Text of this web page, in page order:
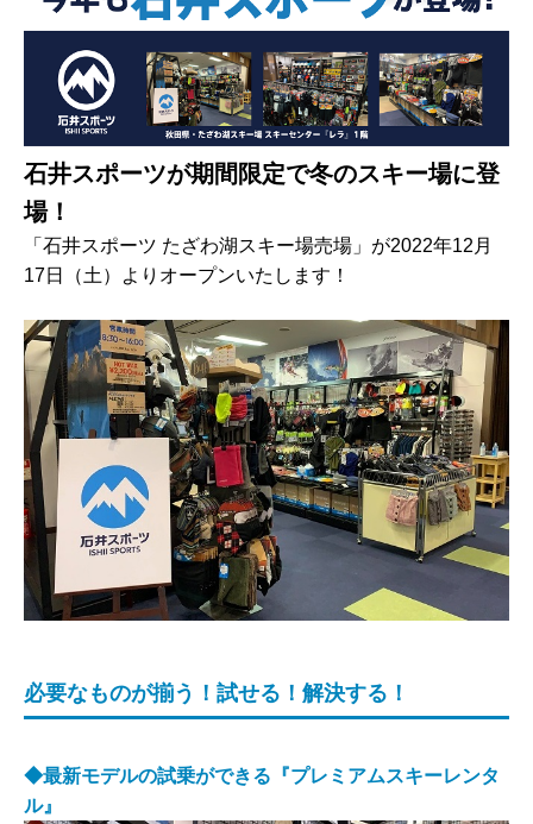
石井スポーツが期間限定で冬のスキー場に登
場！
「石井スポーツ たざわ湖スキー場売場」が2022年12月
17日（土）よりオープンいたします！
必要なものが揃う！試せる！解決する！
◆最新モデルの試乗ができる『プレミアムスキーレンタ
ル』